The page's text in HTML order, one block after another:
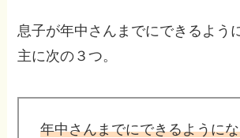
息子が年中さんまでにできるよう
主に次の３つ。
年中さんまでにできるように